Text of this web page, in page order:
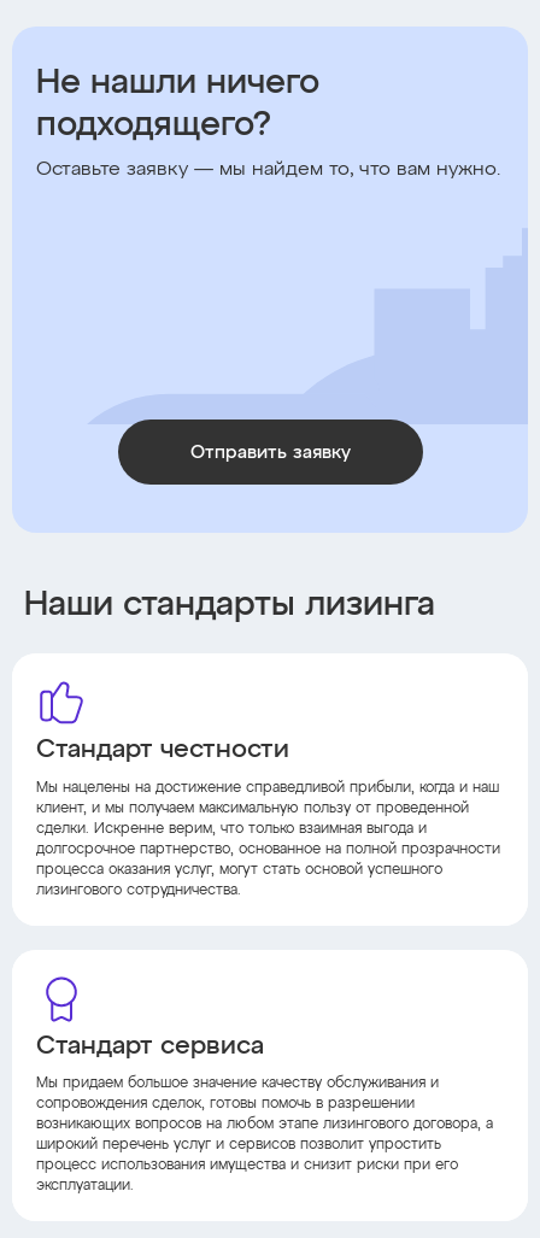
Не нашли ничего
подходящего?
Оставьте заявку — мы найдем то, что вам нужно.
Отправить заявку
Наши стандарты лизинга
Стандарт честности
Мы нацелены на достижение справедливой прибыли, когда и наш
клиент, и мы получаем максимальную пользу от проведенной
сделки. Искренне верим, что только взаимная выгода и
долгосрочное партнерство, основанное на полной прозрачности
процесса оказания услуг, могут стать основой успешного
лизингового сотрудничества.
Стандарт сервиса
Мы придаем большое значение качеству обслуживания и
сопровождения сделок, готовы помочь в разрешении
возникающих вопросов на любом этапе лизингового договора, а
широкий перечень услуг и сервисов позволит упростить
процесс использования имущества и снизит риски при его
эксплуатации.